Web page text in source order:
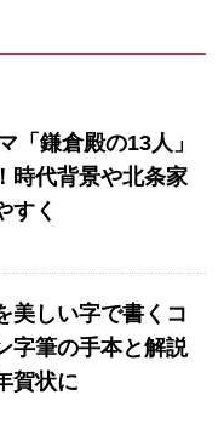
「鎌倉殿の13人」
時代背景や北条家
すく
美しい字で書くコ
字筆の手本と解説
賀状に